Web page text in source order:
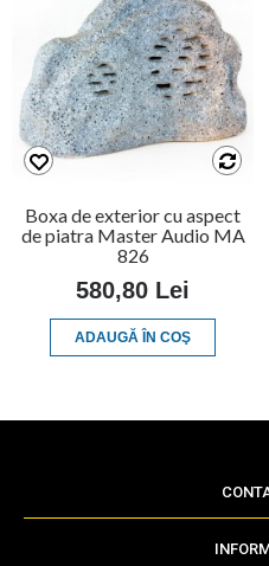
Boxa de exterior cu aspect
de piatra Master Audio MA
826
580,80 Lei
ADAUGĂ ÎN COŞ